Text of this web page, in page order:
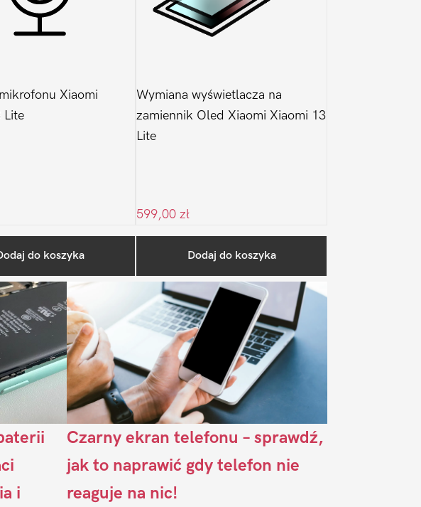
Xiaomi
Lite
do koszyka
Wymiana wyświetlacza na
zamiennik Oled Xiaomi Xiaomi 13
Lite
599,00 zł
Dodaj do koszyka
Sidebar
i
Czarny ekran telefonu – sprawdź,
jak to naprawić gdy telefon nie
reaguje na nic!